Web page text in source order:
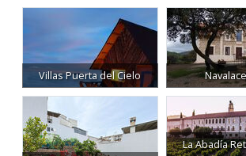
Villas Puerta del Cielo
La Abadía